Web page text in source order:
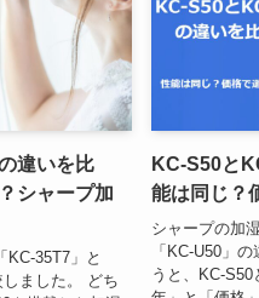
違いを比
シャープ加
KC-35T7」と
しました。 どち
KC-S50と
能は同じ？
シャープの加
「KC-U50」
うと、KC-